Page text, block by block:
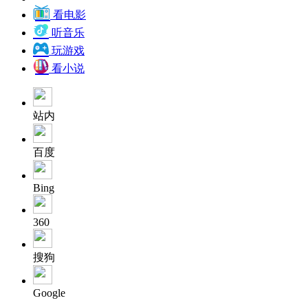
看电影
听音乐
玩游戏
看小说
站内
百度
Bing
360
搜狗
Google